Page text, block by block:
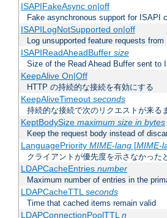
ISAPIFakeAsync on|off
Fake asynchronous support for ISAPI
ISAPILogNotSupported on|off
Log unsupported feature requests
ISAPIReadAheadBuffer size
Size of the Read Ahead Buffer sent to
KeepAlive On|Off
HTTP の持続的な接続を有効にする
KeepAliveTimeout seconds
持続的な接続で次のリクエストが来る
KeptBodySize maximum size in bytes
Keep the request body instead of
LanguagePriority MIME-lang[MIME-
クライアントが優先度を示さなかっ
LDAPCacheEntries number
Maximum number of entries in the
LDAPCacheTTLseconds
Time that cached items remain valid
LDAPConnectionPoolTTLn